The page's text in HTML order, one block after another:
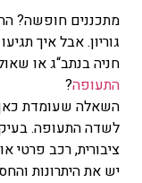
מתכננים חופשה?
גוריון. אבל איך
חניה בנתב“ג או
התעופה?
השאלה שעומדת
ציבורית, רכב פרטי
יש את היתרונות